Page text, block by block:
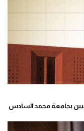
بجامعة محمد السادس